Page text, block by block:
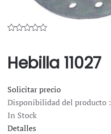
Hebilla 11027
Solicitar precio
Disponibilidad del producto :
In Stock
Detalles